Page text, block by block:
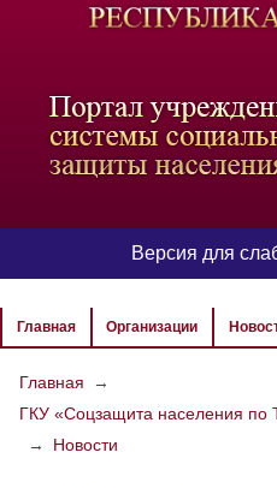
Версия для
РАЗМЕР
Главная Организации
Главная
→
ГКУ «Соцзащита населения по
→
Новости